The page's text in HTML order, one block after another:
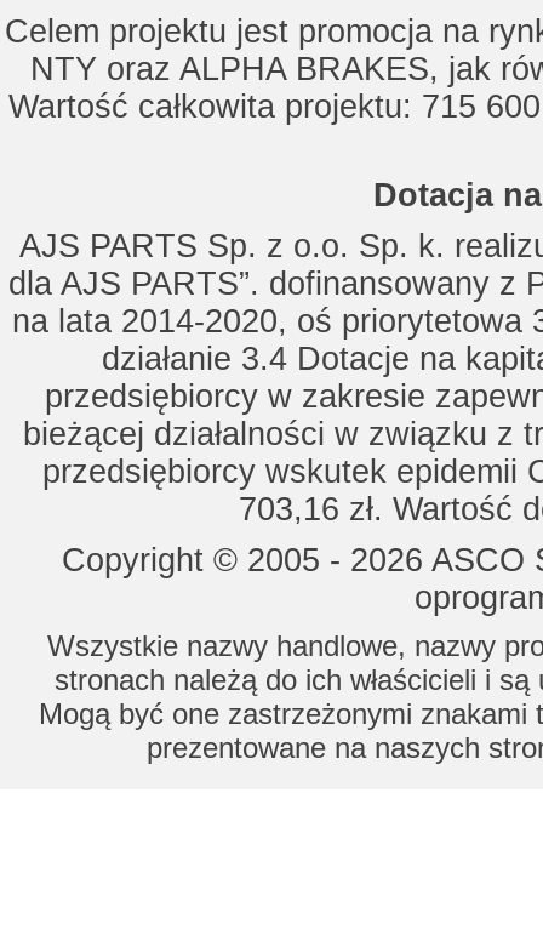
Celem projektu jest promocja na
NTY oraz ALPHA BRAKES, jak
Wartość całkowita projektu: 715
Dotacja
AJS PARTS Sp. z o.o. Sp. k.
dla AJS PARTS”. dofinansowany z
na lata 2014-2020, oś priorytetowa
działanie 3.4 Dotacje na
przedsiębiorcy w zakresie
bieżącej działalności w związku z
przedsiębiorcy wskutek epidemii
703,16 zł. Wartość
Copyright © 2005 - 2026
Wszystkie nazwy handlowe, nazwy
stronach należą do ich właścicieli i
Mogą być one zastrzeżonymi znakami
prezentowane na naszych